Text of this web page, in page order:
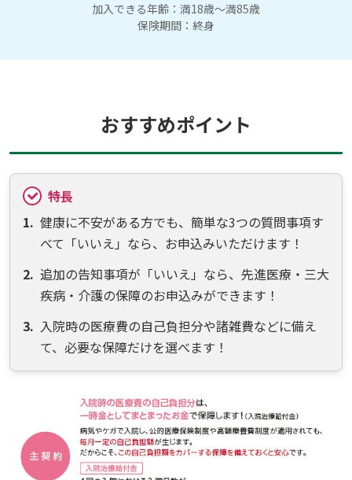
加入できる年齢：満18歳～満85歳
保険期間：終身
おすすめポイント
特長
健康に不安がある方でも、簡単な3つの質問事項す
べて「いいえ」なら、お申込みいただけます！
追加の告知事項が「いいえ」なら、先進医療・三大
疾病・介護の保障のお申込みができます！
入院時の医療費の自己負担分や諸雑費などに備え
て、必要な保障だけを選べます！